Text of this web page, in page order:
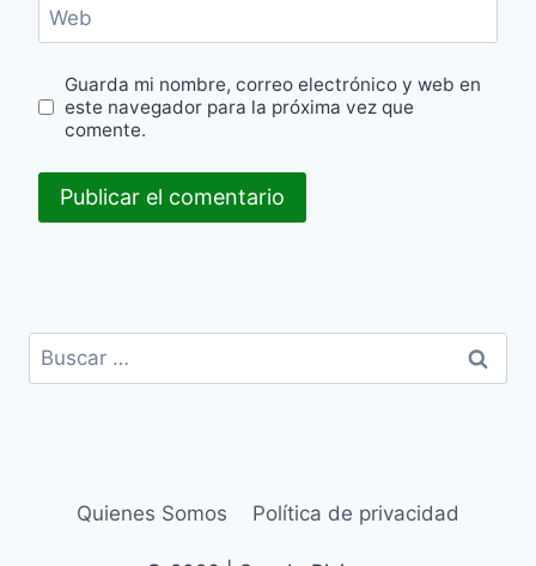
Web
Guarda mi nombre, correo electrónico y web en
este navegador para la próxima vez que
comente.
Buscar:
Quienes Somos Política de privacidad